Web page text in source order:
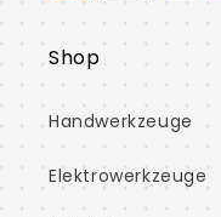
Shop
Handwerkzeuge
Elektrowerkzeuge